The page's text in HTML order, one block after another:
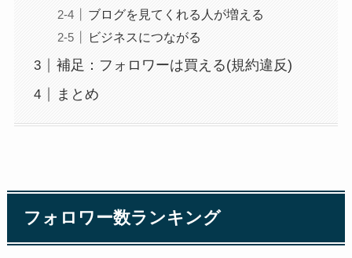
ブログを見てくれる人が増える
ビジネスにつながる
補足：フォロワーは買える(規約違反)
まとめ
フォロワー数ランキング